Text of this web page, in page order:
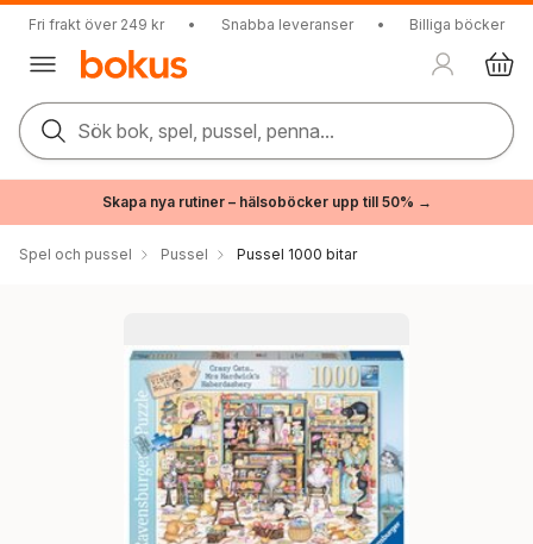
Fri frakt över 249 kr • Snabba leveranser • Billiga böcker
Sök bok, spel, pussel, penna...
Skapa nya rutiner – hälsoböcker upp till 50% →
Spel och pussel Pussel Pussel 1000 bitar